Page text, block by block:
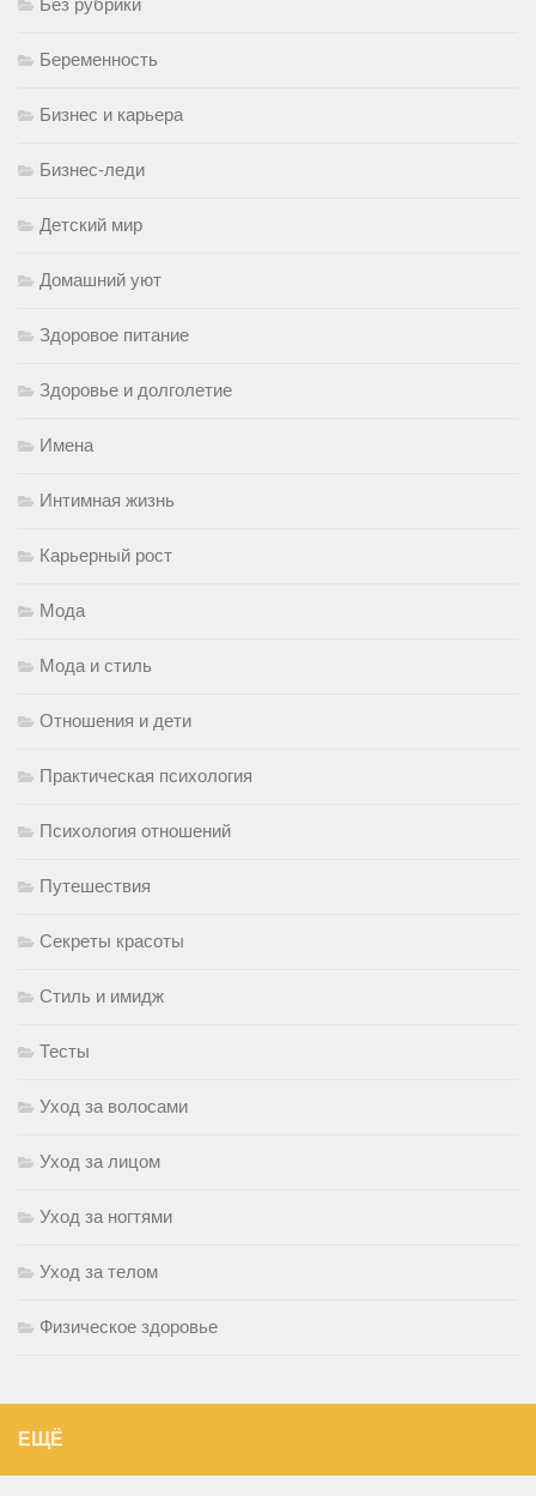
Без рубрики
Беременность
Бизнес и карьера
Бизнес-леди
Детский мир
Домашний уют
Здоровое питание
Здоровье и долголетие
Имена
Интимная жизнь
Карьерный рост
Мода
Мода и стиль
Отношения и дети
Практическая психология
Психология отношений
Путешествия
Секреты красоты
Стиль и имидж
Тесты
Уход за волосами
Уход за лицом
Уход за ногтями
Уход за телом
Физическое здоровье
ЕЩЁ